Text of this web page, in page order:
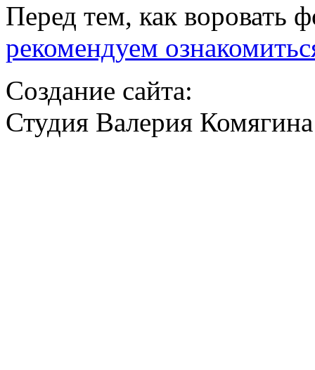
Перед тем, как воровать
рекомендуем
Создание сайта:
Студия Валерия Комягина